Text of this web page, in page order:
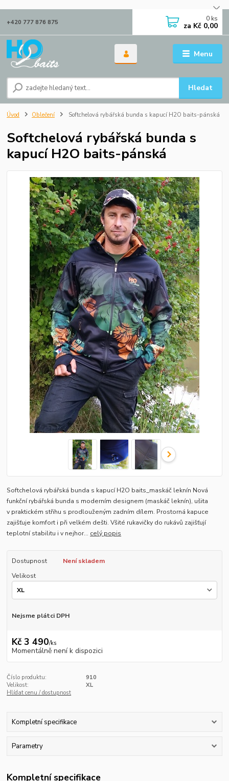
Menu
Hledat
+420 777 876 875 0 ks
za Kč 0,00
Úvod Oblečení Softchelová rybářská bunda s kapucí H2O baits-pánská
Softchelová rybářská bunda s
kapucí H2O baits-pánská
Softchelová rybářská bunda s kapucí H2O baits_maskáč leknín Nová
funkční rybářská bunda s moderním designem (maskáč leknín), ušita
v praktickém střihu s prodlouženým zadním dílem. Prostorná kapuce
zajišťuje komfort i při velkém dešti. Všité rukavičky do rukávů zajišťují
teplotní stabilitu i v nejhor... celý popis
Dostupnost
Není skladem
Velikost
Nejsme plátci DPH
Kč 3 490/ks
Momentálně není k dispozici
Číslo produktu:
910
Velikost:
XL
Hlídat cenu / dostupnost
Kompletní specifikace
Parametry
Kompletní specifikace